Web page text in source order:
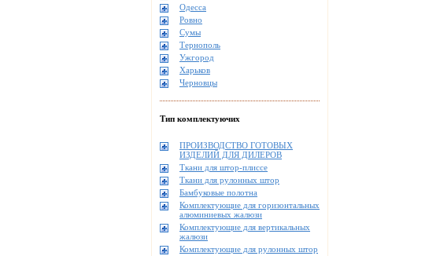
Одесса
Ровно
Сумы
Тернополь
Ужгород
Харьков
Черновцы
Тип комплектуючих
ПРОИЗВОДСТВО ГОТОВЫХ
ИЗДЕЛИЙ ДЛЯ ДИЛЕРОВ
Ткани для штор-плиссе
Ткани для рулонных штор
Бамбуковые полотна
Комплектующие для горизонтальных
алюминиевых жалюзи
Комплектующие для вертикальных
жалюзи
Комплектующие для рулонных штор